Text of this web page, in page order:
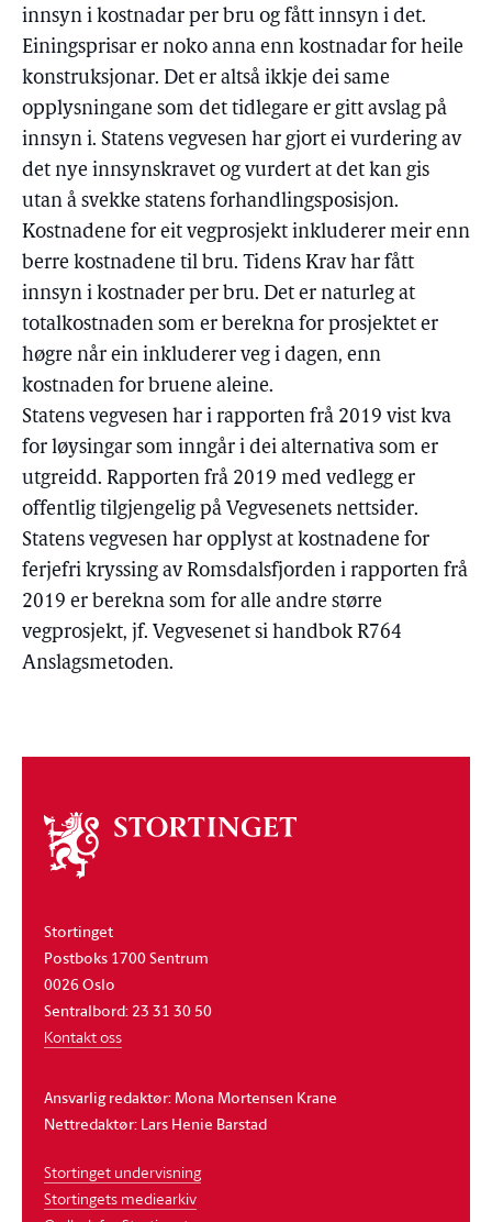
innsyn i kostnadar per bru og fått innsyn i det.
Einingsprisar er noko anna enn kostnadar for heile
konstruksjonar. Det er altså ikkje dei same
opplysningane som det tidlegare er gitt avslag på
innsyn i. Statens vegvesen har gjort ei vurdering av
det nye innsynskravet og vurdert at det kan gis
utan å svekke statens forhandlingsposisjon.
Kostnadene for eit vegprosjekt inkluderer meir enn
berre kostnadene til bru. Tidens Krav har fått
innsyn i kostnader per bru. Det er naturleg at
totalkostnaden som er berekna for prosjektet er
høgre når ein inkluderer veg i dagen, enn
kostnaden for bruene aleine.
Statens vegvesen har i rapporten frå 2019 vist kva
for løysingar som inngår i dei alternativa som er
utgreidd. Rapporten frå 2019 med vedlegg er
offentlig tilgjengelig på Vegvesenets nettsider.
Statens vegvesen har opplyst at kostnadene for
ferjefri kryssing av Romsdalsfjorden i rapporten frå
2019 er berekna som for alle andre større
vegprosjekt, jf. Vegvesenet si handbok R764
Anslagsmetoden.
Om
stortinget
Stortinget
Postboks 1700 Sentrum
0026 Oslo
Sentralbord: 23 31 30 50
Kontakt oss
Ansvarlig redaktør: Mona Mortensen Krane
Nettredaktør: Lars Henie Barstad
Stortinget undervisning
Stortingets mediearkiv